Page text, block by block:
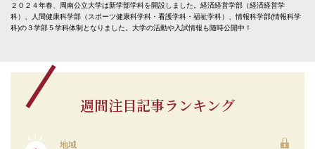
２０２４年春、周南公立大学は新学部学科を開設しました。経済経営学部（経済経営学
科）、人間健康科学部（スポーツ健康科学科・看護学科・福祉学科）、情報科学部(情報科学
科)の３学部５学科体制となりました。大学の活動や入試情報も随時公開中！
週間注目記事ランキング
地域